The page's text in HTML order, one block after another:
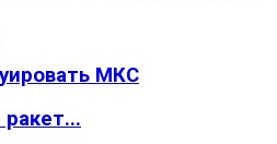
МКС